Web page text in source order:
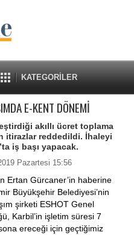
KATEGORİLER
E-KENT DÖNEMİ
akıllı ücret toplama
itirazlar reddedildi. İhaleyi
iş başı yapacak.
Pazartesi 15:56
Ertan Gürcaner’in haberine
Büyükşehir Belediyesi’nin
şirketi ESHOT Genel
Karbil’in işletim süresi 7
ereceği için geçtiğimiz